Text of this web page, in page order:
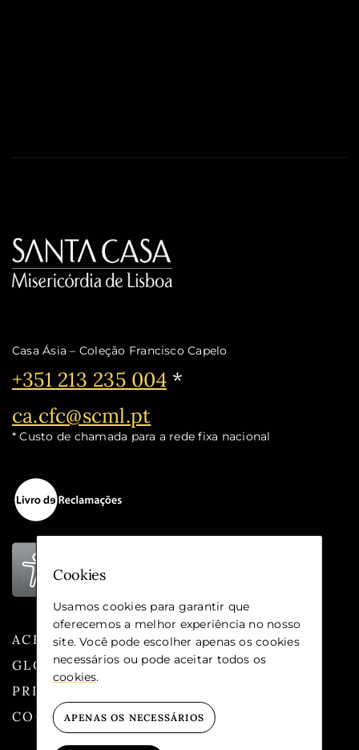
Casa Ásia – Coleção Francisco Capelo
Telefone:
+351 213 235 004*
Email:
ca.cfc@scml.pt
* Custo de chamada para a rede fixa nacional
ACESSIBILIDADE
GLOSSÁRIO
PRIVACIDADE
COOKIES
Cookies
Usamos cookies para garantir que
oferecemos a melhor experiência no nosso
site. Você pode escolher apenas os cookies
necessários ou pode aceitar todos os
cookies.
APENAS OS NECESSÁRIOS